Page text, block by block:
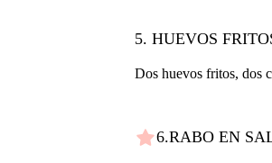
5. HUEVOS
Dos huevos fritos, dos
6.RABO EN